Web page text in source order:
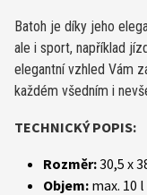
Batoh je díky jeho
ale i sport, například
elegantní vzhled Vám
každém všedním i
TECHNICKÝ POPIS:
Rozměr:30,5 x
Objem: max. 10 l